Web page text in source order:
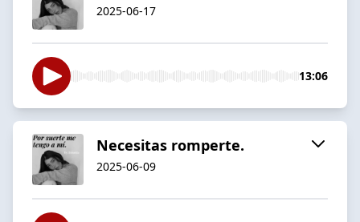
2025-06-17
13:06
Necesitas romperte.
2025-06-09